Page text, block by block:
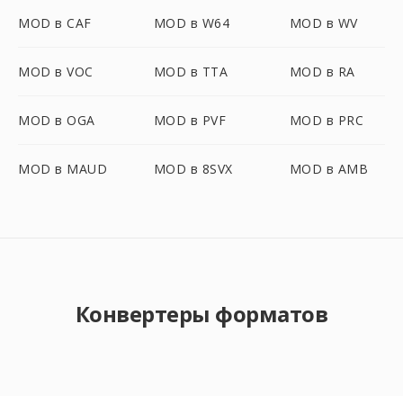
MOD в CAF MOD в W64 MOD в WV
MOD в VOC MOD в TTA MOD в RA
MOD в OGA MOD в PVF MOD в PRC
MOD в MAUD MOD в 8SVX MOD в AMB
Конвертеры форматов